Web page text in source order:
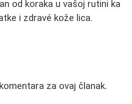
od koraka u vašoj rutini ka
i zdravé kože lica.
za ovaj članak.